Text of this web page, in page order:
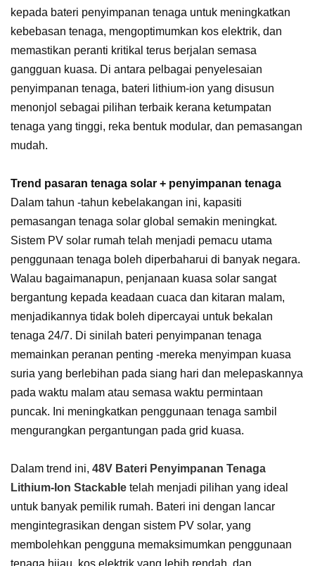
kepada bateri penyimpanan tenaga untuk meningkatkan
kebebasan tenaga, mengoptimumkan kos elektrik, dan
memastikan peranti kritikal terus berjalan semasa
gangguan kuasa. Di antara pelbagai penyelesaian
penyimpanan tenaga, bateri lithium-ion yang disusun
menonjol sebagai pilihan terbaik kerana ketumpatan
tenaga yang tinggi, reka bentuk modular, dan pemasangan
mudah.
Trend pasaran tenaga solar + penyimpanan tenaga
Dalam tahun -tahun kebelakangan ini, kapasiti
pemasangan tenaga solar global semakin meningkat.
Sistem PV solar rumah telah menjadi pemacu utama
penggunaan tenaga boleh diperbaharui di banyak negara.
Walau bagaimanapun, penjanaan kuasa solar sangat
bergantung kepada keadaan cuaca dan kitaran malam,
menjadikannya tidak boleh dipercayai untuk bekalan
tenaga 24/7. Di sinilah bateri penyimpanan tenaga
memainkan peranan penting -mereka menyimpan kuasa
suria yang berlebihan pada siang hari dan melepaskannya
pada waktu malam atau semasa waktu permintaan
puncak. Ini meningkatkan penggunaan tenaga sambil
mengurangkan pergantungan pada grid kuasa.
Dalam trend ini, 48V Bateri Penyimpanan Tenaga
Lithium-Ion Stackable telah menjadi pilihan yang ideal
untuk banyak pemilik rumah. Bateri ini dengan lancar
mengintegrasikan dengan sistem PV solar, yang
membolehkan pengguna memaksimumkan penggunaan
tenaga hijau, kos elektrik yang lebih rendah, dan